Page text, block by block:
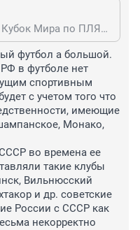
Россия 2 раза выигрывала Кубок Мира по ПЛЯЖНОМУ футболу, хотя пляжей еще меньше, чем травы. СССР - чемпион европы и 2-кратный олимпийский чемпион по футболу, причем СССР играл в футбол примерно столько же, сколько Россия, так что учи матчасть, прежде чем бздеть
футбол а большой.
в футболе нет
спортивным
с учетом того что
имеющие
Монако,
во времена ее
такие клубы
Вильнюсский
и др. советские
России с СССР как
некорректно